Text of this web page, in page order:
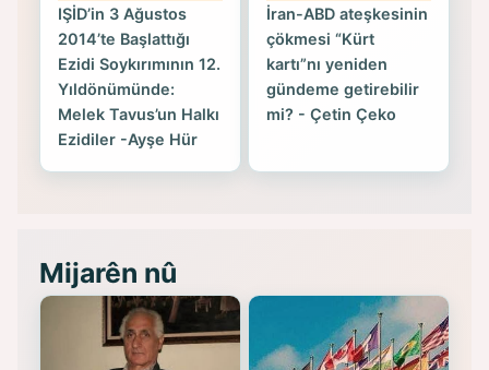
IŞİD’in 3 Ağustos
2014’te Başlattığı
Ezidi Soykırımının 12.
Yıldönümünde:
Melek Tavus’un Halkı
Ezidiler -Ayşe Hür
İran-ABD ateşkesinin
çökmesi “Kürt
kartı”nı yeniden
gündeme getirebilir
mi? - Çetin Çeko
Mijarên nû